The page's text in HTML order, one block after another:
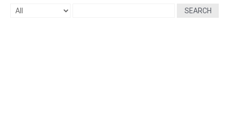
SEARCH